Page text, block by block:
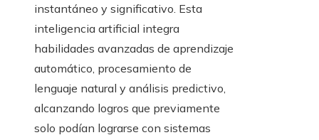
instantáneo y significativo. Esta
inteligencia artificial integra
habilidades avanzadas de aprendizaje
automático, procesamiento de
lenguaje natural y análisis predictivo,
alcanzando logros que previamente
solo podían lograrse con sistemas